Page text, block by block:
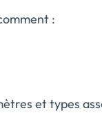
:
et types